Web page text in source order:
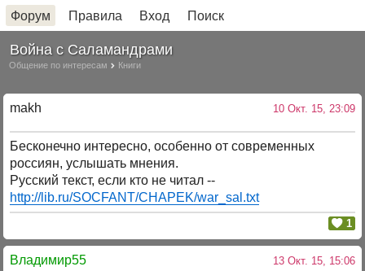
Форум Правила Вход Поиск
Война с Саламандрами
Общение по интересам Книги
makh 10 Окт. 15, 23:09
Бесконечно интересно, особенно от современных
россиян, услышать мнения.
Русский текст, если кто не читал --
http://lib.ru/SOCFANT/CHAPEK/war_sal.txt
1
Владимир55 13 Окт. 15, 15:06